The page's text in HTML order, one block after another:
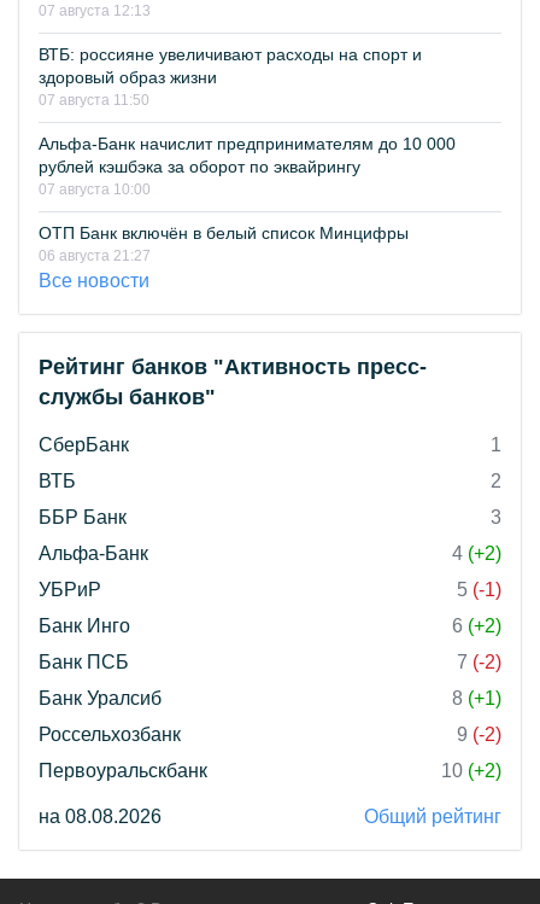
07 августа 12:13
ВТБ: россияне увеличивают расходы на спорт и
здоровый образ жизни
07 августа 11:50
Альфа-Банк начислит предпринимателям до 10 000
рублей кэшбэка за оборот по эквайрингу
07 августа 10:00
ОТП Банк включён в белый список Минцифры
06 августа 21:27
Все новости
Рейтинг банков "Активность пресс-
службы банков"
СберБанк
1
ВТБ
2
ББР Банк
3
Альфа-Банк
4 (+2)
УБРиР
5 (-1)
Банк Инго
6 (+2)
Банк ПСБ
7 (-2)
Банк Уралсиб
8 (+1)
Россельхозбанк
9 (-2)
Первоуральскбанк
10 (+2)
на 08.08.2026 Общий рейтинг